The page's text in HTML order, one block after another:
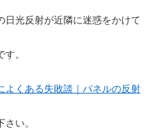
日光反射が近隣に迷惑をかけて
。
よくある失敗談｜パネルの反射
い。